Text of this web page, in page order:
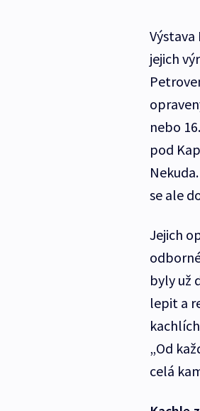
jejich
nebo
pod
se ale
Jejich
byly už
lepit a
„Od
celá